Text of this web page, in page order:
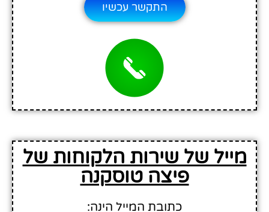
התקשר עכשיו
מייל של שירות הלקוחות של
פיצה טוסקנה
כתובת המייל הינה: